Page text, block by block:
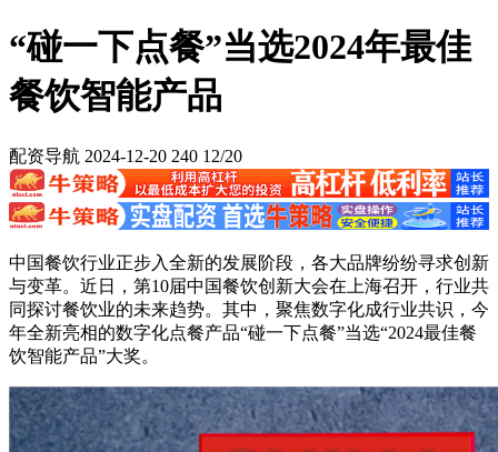
“碰一下点餐”当选2024年最佳
餐饮智能产品
配资导航 2024-12-20 240 12/20
中国餐饮行业正步入全新的发展阶段，各大品牌纷纷寻求创新
与变革。近日，第10届中国餐饮创新大会在上海召开，行业共
同探讨餐饮业的未来趋势。其中，聚焦数字化成行业共识，今
年全新亮相的数字化点餐产品“碰一下点餐”当选“2024最佳餐
饮智能产品”大奖。